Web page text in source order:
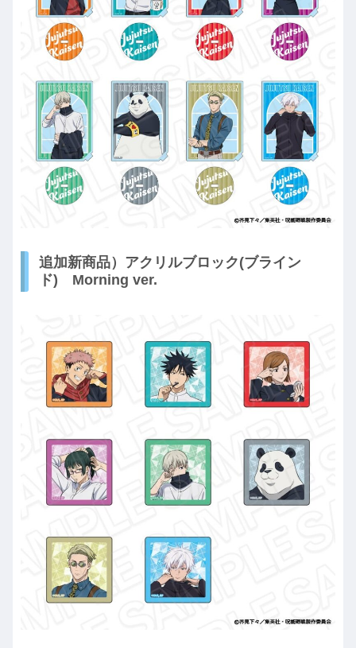
追加新商品）アクリルブロック(ブライン
ド) Morning ver.